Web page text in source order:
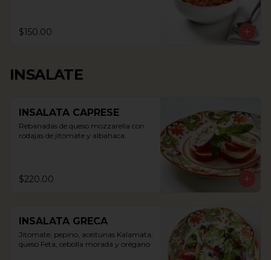
$150.00
INSALATE
INSALATA CAPRESE
Rebanadas de queso mozzarella con
rodajas de jitomate y albahaca.
$220.00
INSALATA GRECA
Jitomate, pepino, aceitunas Kalamata,
queso Feta, cebolla morada y orégano